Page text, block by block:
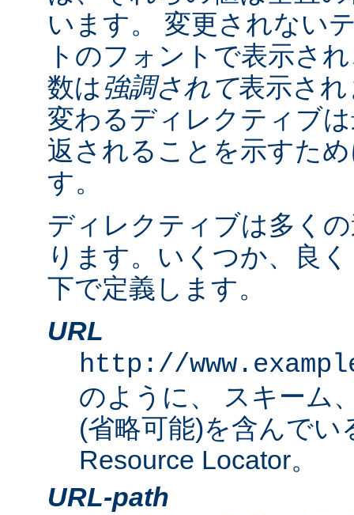
います。 変更されない
トのフォントで表示さ
数は強調されて表示さ
変わるディレクティブ
返されることを示すた
す。
ディレクティブは多く
ります。いくつか、良
下で定義します。
URL
http://
のように、 スキーム
(省略可能)を含んでい
Resource Locator。
URL-path